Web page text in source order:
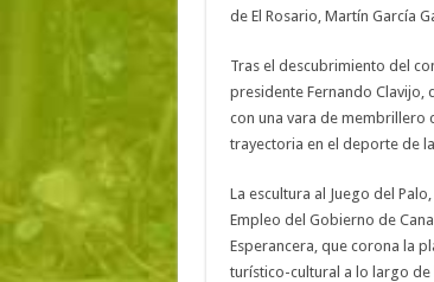
de El Rosario, Martín García
Tras el descubrimiento del
presidente Fernando Clavijo,
con una vara de membrillero
trayectoria en el deporte de
La escultura al Juego del
Empleo del Gobierno de
Esperancera, que corona la
turístico-cultural a lo largo de